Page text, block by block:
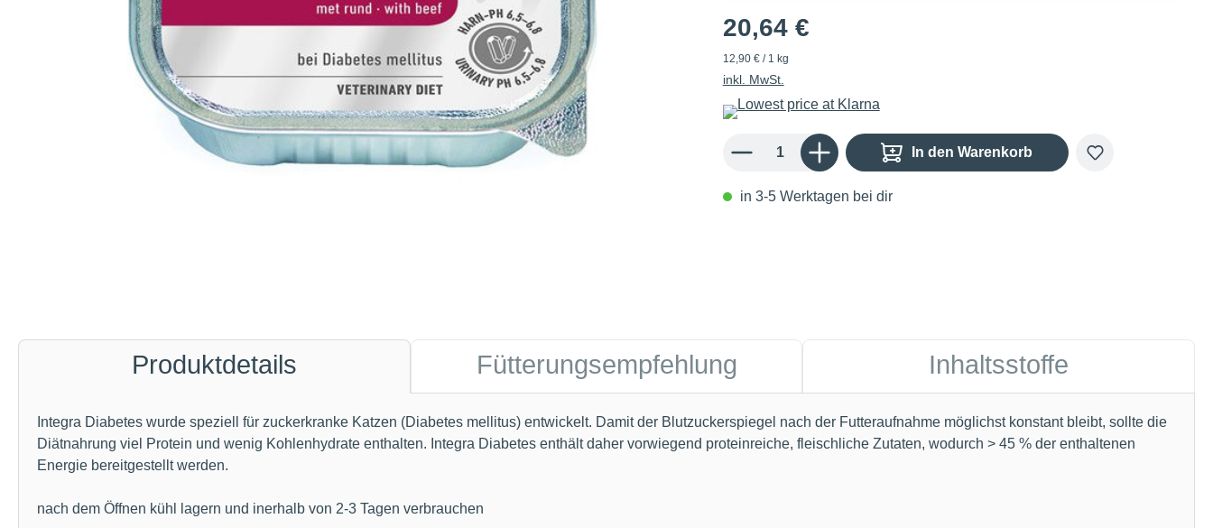
20,64 €
12,90 € / 1 kg
inkl. MwSt.
Produkt Anzahl: Gib den gewünschten Wert ein oder benutze die Schaltflächen um die Anzahl zu
In den Warenkorb
in 3-5 Werktagen bei dir
Produktdetails Fütterungsempfehlung Inhaltsstoffe
Integra Diabetes wurde speziell für zuckerkranke Katzen (Diabetes mellitus) entwickelt. Damit der Blutzuckerspiegel nach der Futteraufnahme möglichst konstant bleibt, sollte die
Diätnahrung viel Protein und wenig Kohlenhydrate enthalten. Integra Diabetes enthält daher vorwiegend proteinreiche, fleischliche Zutaten, wodurch > 45 % der enthaltenen
Energie bereitgestellt werden.
nach dem Öffnen kühl lagern und inerhalb von 2-3 Tagen verbrauchen